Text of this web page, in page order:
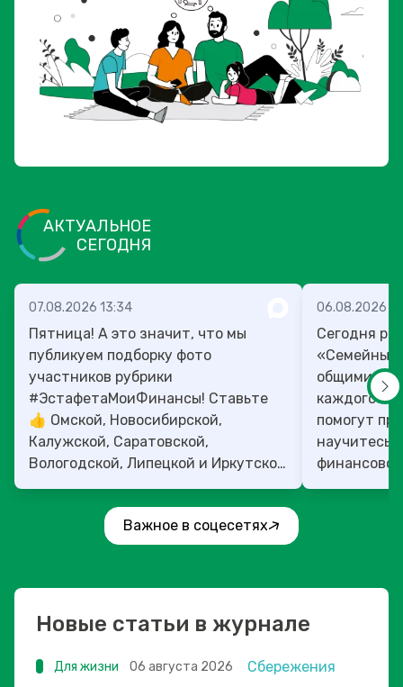
АКТУАЛЬНОЕ
СЕГОДНЯ
07.08.2026 13:34
Пятница! А это значит, что мы
публикуем подборку фото
участников рубрики
#ЭстафетаМоиФинансы! Ставьте
👍 Омской, Новосибирской,
Калужской, Саратовской,
Вологодской, Липецкой и Иркутской
областям!
06.08.2026
Сегодня
«Семейный
общими
каждого»!
помогут
научитесь:
Важное в соцесетях
Новые статьи в журнале
Для жизни 06 августа 2026 Сбережения